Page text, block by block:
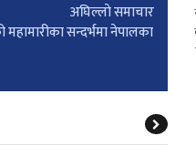
अघिल्लाे समाचार
सन्दर्भमा नेपालका